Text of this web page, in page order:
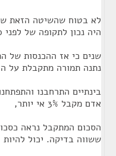
לא בטוח שהשיטה הזאת
היה נכון לתקופה של לפני 10
שנים כי אז ההכנסות של
נתנה תמורה מתקבלת על
בינתיים התרחבנו
אדם מקבל 3% אי יותר,
הסכום המתקבל נראה
ששווה בדיקה. יכול להיות